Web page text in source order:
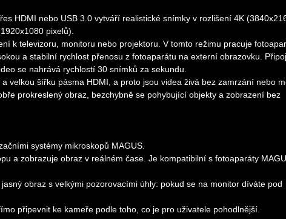
HDMI nebo USB 3.0 vytváří realistické snímky v rozlišení 4K
pixelů).
k televizoru, monitoru nebo projektoru. V tomto režimu pracuje
a stabilní rychlost přenosu z fotoaparátu na externí obrazovku.
se nahrává rychlostí 30 snímků za sekundu.
velkou šířku pásma HDMI, a proto jsou videa živá bez zamrzání nebo
prokreslený obraz, bezchybně se pohybující objekty a zobrazení bez
systémy mikroskopů MAGUS.
a zobrazuje obraz v reálném čase. Je kompatibilní s fotoaparáty
obraz s velkými pozorovacími úhly: pokud se na monitor díváte pod
připevnit ke kameře podle toho, co je pro uživatele pohodlnější.